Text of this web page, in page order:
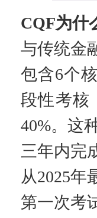
CQF为什
与传统金
包含6个
段性考核
40%。这
三年内完
从2025年
第一次考